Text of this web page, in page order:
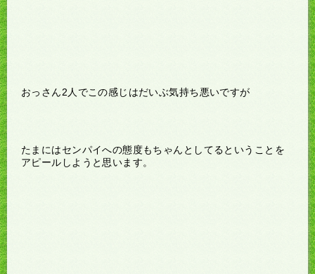
おっさん2人でこの感じはだいぶ気持ち悪いですが
たまにはセンパイへの態度もちゃんとしてるということを
アピールしようと思います。